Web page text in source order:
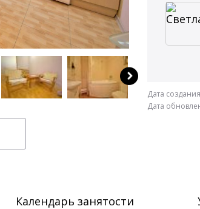
Дата
Дата
Календарь занятости